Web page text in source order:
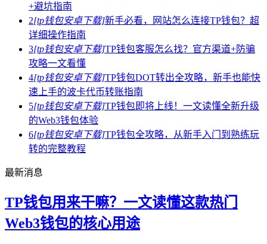
+避坑指南
2[tp钱包安卓下载]新手必看，网站怎么连接TP钱包？超
详细操作指南
3[tp钱包安卓下载]TP钱包客服怎么找？官方渠道+防骗
攻略一文看懂
4[tp钱包安卓下载]TP钱包DOT转出全攻略，新手也能快
速上手的波卡代币转账指南
5[tp钱包安卓下载]TP钱包即将上线！一文读懂全新升级
的Web3钱包体验
6[tp钱包安卓下载]TP钱包全攻略，从新手入门到熟练玩
转的完整教程
最新消息
TP钱包用来干嘛？一文读懂这款热门
Web3钱包的核心用途